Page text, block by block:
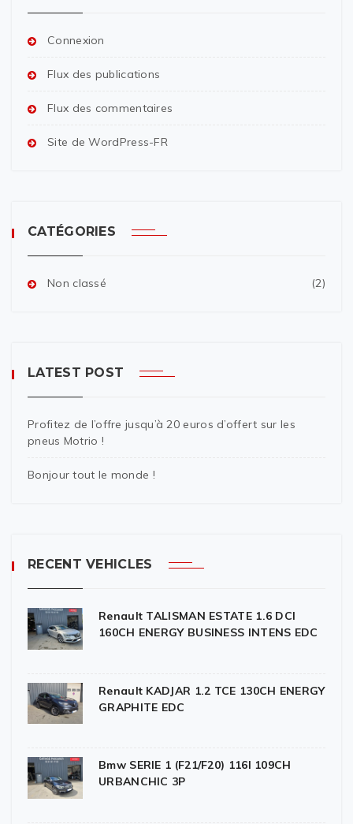
Connexion
Flux des publications
Flux des commentaires
Site de WordPress-FR
CATÉGORIES
Non classé (2)
LATEST POST
Profitez de l’offre jusqu’à 20 euros d’offert sur les
pneus Motrio !
Bonjour tout le monde !
RECENT VEHICLES
Renault TALISMAN ESTATE 1.6 DCI
160CH ENERGY BUSINESS INTENS EDC
Renault KADJAR 1.2 TCE 130CH ENERGY
GRAPHITE EDC
Bmw SERIE 1 (F21/F20) 116I 109CH
URBANCHIC 3P